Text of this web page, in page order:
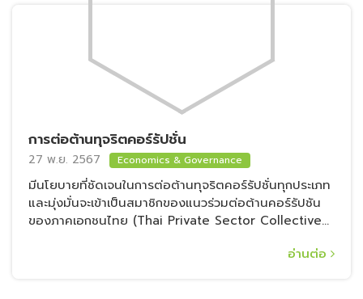
การต่อต้านทุจริตคอร์รัปชั่น
27 พ.ย. 2567 Economics & Governance
มีนโยบายที่ชัดเจนในการต่อต้านทุจริตคอร์รัปชั่นทุกประเภท
และมุ่งมั่นจะเข้าเป็นสมาชิกของแนวร่วมต่อต้านคอร์รัปชัน
ของภาคเอกชนไทย (Thai Private Sector Collective
อ่านต่อ